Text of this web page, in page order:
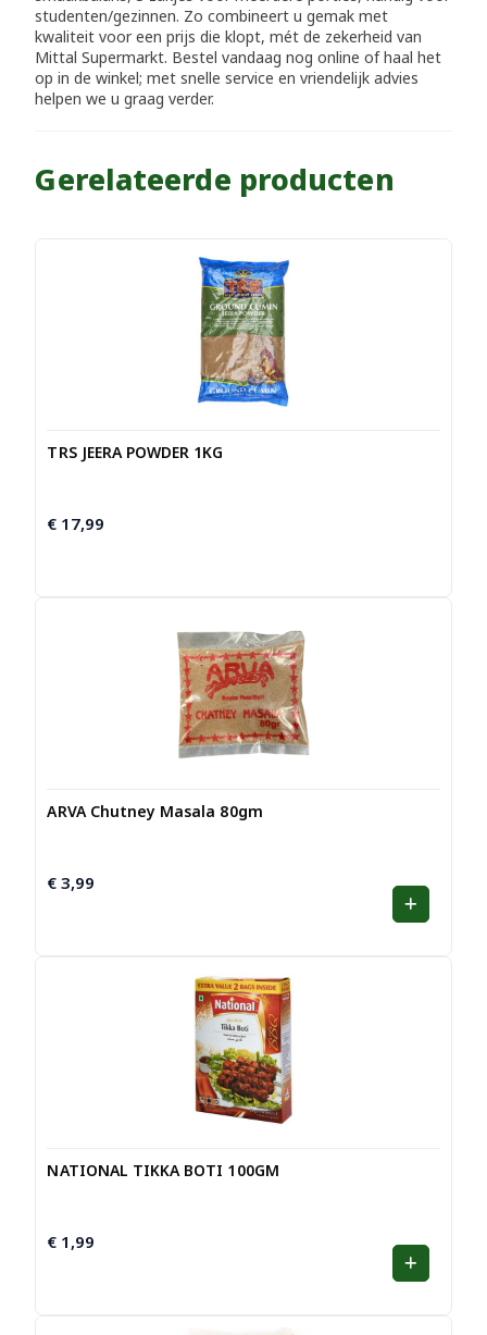
studenten/gezinnen. Zo combineert u gemak met
kwaliteit voor een prijs die klopt, mét de zekerheid van
Mittal Supermarkt. Bestel vandaag nog online of haal het
op in de winkel; met snelle service en vriendelijk advies
helpen we u graag verder.
Gerelateerde producten
TRS JEERA POWDER 1KG
€ 17,99
ARVA Chutney Masala 80gm
€ 3,99
NATIONAL TIKKA BOTI 100GM
€ 1,99